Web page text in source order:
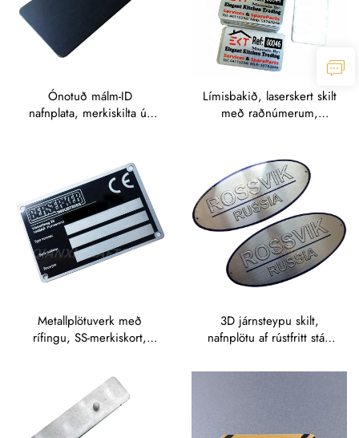
Ónotuð málm-ID
nafnplata, merkiskilta úr
Límisbakið, laserskert skilt
með raðnúmerum,
Metallplötuverk með
rífingu, SS-merkiskort,
3D járnsteypu skilt,
nafnplötu af rústfritt stál,
málm, nafnplötur með